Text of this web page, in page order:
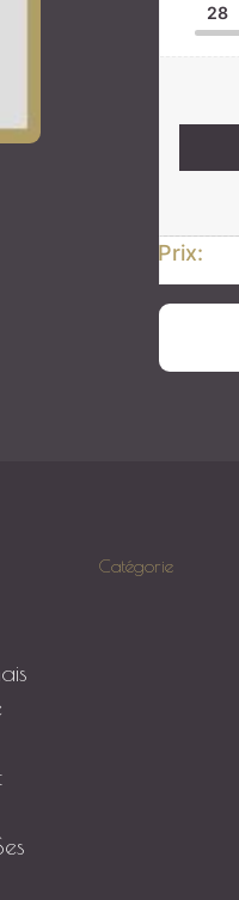
28
Prix:
quantité
Catégorie